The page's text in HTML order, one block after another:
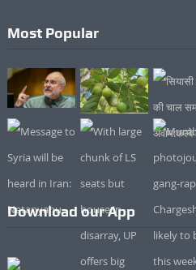
Most Popular
Download our App